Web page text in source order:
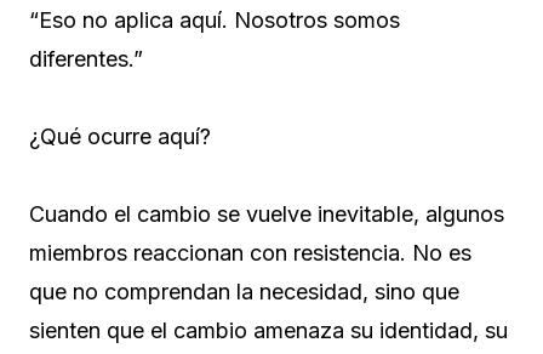
“Eso no aplica aquí. Nosotros somos
diferentes.”
¿Qué ocurre aquí?
Cuando el cambio se vuelve inevitable, algunos
miembros reaccionan con resistencia. No es
que no comprendan la necesidad, sino que
sienten que el cambio amenaza su identidad, su